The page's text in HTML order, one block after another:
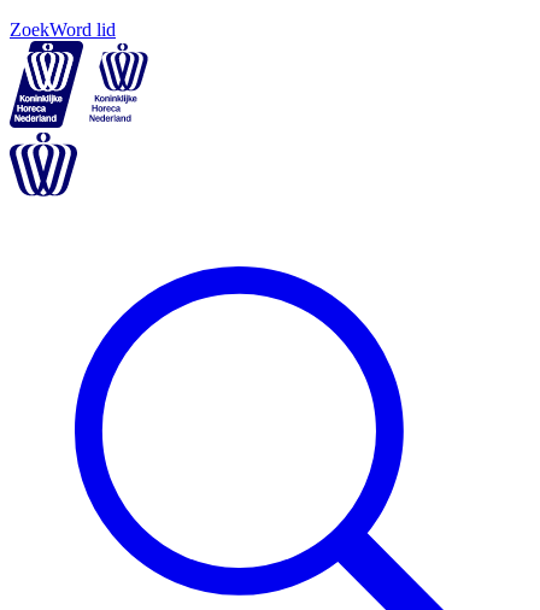
ZoekWord lid